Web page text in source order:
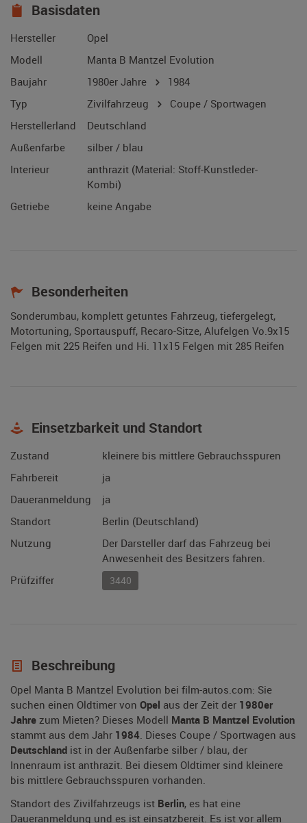
Basisdaten
Hersteller
Opel
Modell
Manta B Mantzel Evolution
Baujahr
1980er Jahre
1984
Typ
Zivilfahrzeug
Coupe / Sportwagen
Herstellerland
Deutschland
Außenfarbe
silber / blau
Interieur
anthrazit (Material: Stoff-Kunstleder-
Kombi)
Getriebe
keine Angabe
Besonderheiten
Sonderumbau, komplett getuntes Fahrzeug, tiefergelegt,
Motortuning, Sportauspuff, Recaro-Sitze, Alufelgen Vo.9x15
Felgen mit 225 Reifen und Hi. 11x15 Felgen mit 285 Reifen
Einsetzbarkeit und Standort
Zustand
kleinere bis mittlere Gebrauchsspuren
Fahrbereit
ja
Daueranmeldung
ja
Standort
Berlin (Deutschland)
Nutzung
Der Darsteller darf das Fahrzeug bei
Anwesenheit des Besitzers fahren.
Prüfziffer
3440
Beschreibung
Opel Manta B Mantzel Evolution bei film-autos.com: Sie
suchen einen Oldtimer von Opel aus der Zeit der 1980er
Jahre zum Mieten? Dieses Modell Manta B Mantzel Evolution
stammt aus dem Jahr 1984. Dieses Coupe / Sportwagen aus
Deutschland ist in der Außenfarbe silber / blau, der
Innenraum ist anthrazit. Bei diesem Oldtimer sind kleinere
bis mittlere Gebrauchsspuren vorhanden.
Standort des Zivilfahrzeugs ist Berlin, es hat eine
Daueranmeldung und es ist einsatzbereit. Es ist vor allem